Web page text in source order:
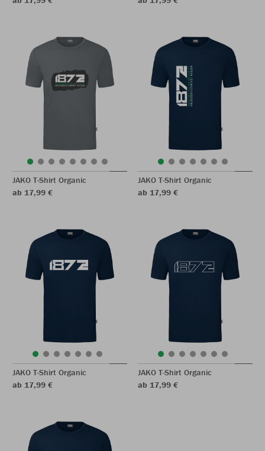
JAKO T-Shirt Organic
ab 17,99 €
JAKO T-Shirt Organic
ab 17,99 €
JAKO T-Shirt Organic
ab 17,99 €
JAKO T-Shirt Organic
ab 17,99 €